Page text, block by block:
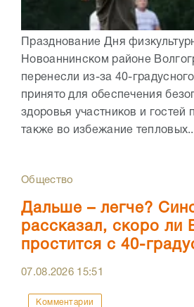
Празднование Дня
Новоаннинском районе
перенесли из-за 40-
принято для обеспечения
здоровья участников и гостей
также во избежание
Общество
Дальше – легче?
рассказал, скоро ли
простится с 40-
07.08.2026 15:51
Комментарии